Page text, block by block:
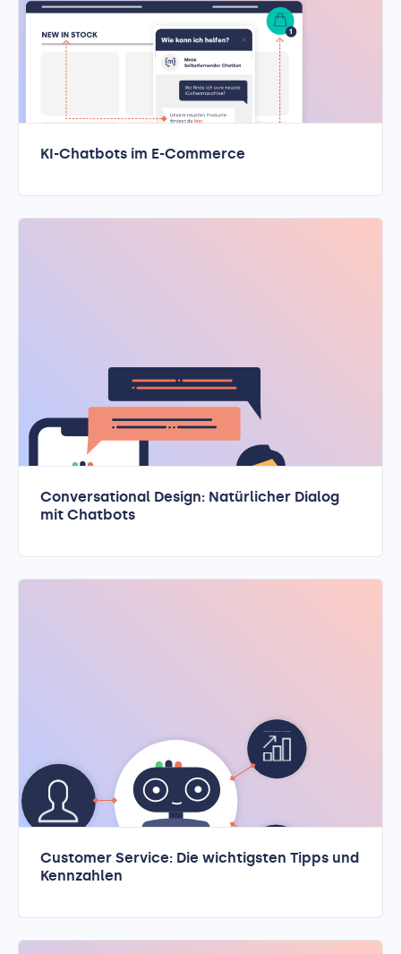
KI-Chatbots im E-Commerce
Conversational Design: Natürlicher Dialog
mit Chatbots
Customer Service: Die wichtigsten Tipps und
Kennzahlen